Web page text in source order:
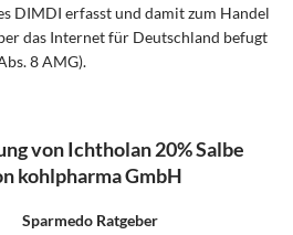
DIMDI erfasst und damit zum Handel
das Internet für Deutschland befugt
8 AMG).
von Ichtholan 20% Salbe
kohlpharma GmbH
Sparmedo Ratgeber